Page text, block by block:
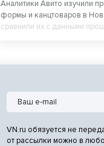
Аналитики Авито изучили
формы и канцтоваров в
сравнили их с данными
VN.ru обязуется не
от рассылки можно в